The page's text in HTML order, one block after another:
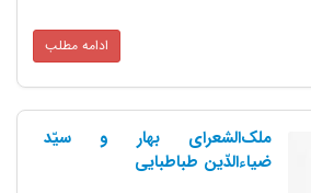
ادامه مطلب
ملک‌الشعرای بهار و سیّد
ضیاءالدّین طباطبایی